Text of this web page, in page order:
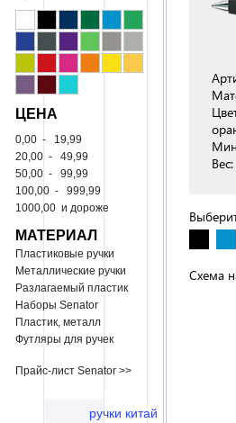
ЦЕНА
0,00 - 19,99
20,00 - 49,99
50,00 - 99,99
100,00 - 999,99
1000,00 и дороже
МАТЕРИАЛ
Пластиковые ручки
Металлические ручки
Разлагаемый пластик
Наборы Senator
Пластик, металл
Футляры для ручек
Прайс-лист Senator >>
ручки китай
Схема